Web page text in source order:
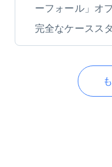
ーフォール」オ
ッピング」プリ
完全なケースス